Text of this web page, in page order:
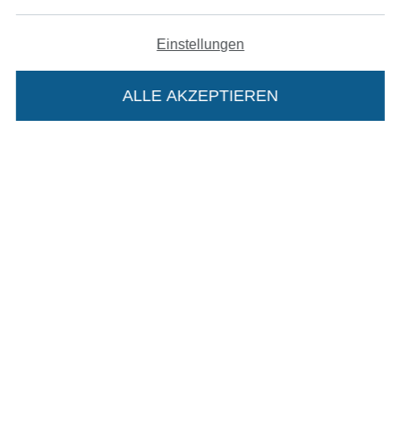
In deinen Warenkorb
Einstellungen
ALLE AKZEPTIEREN